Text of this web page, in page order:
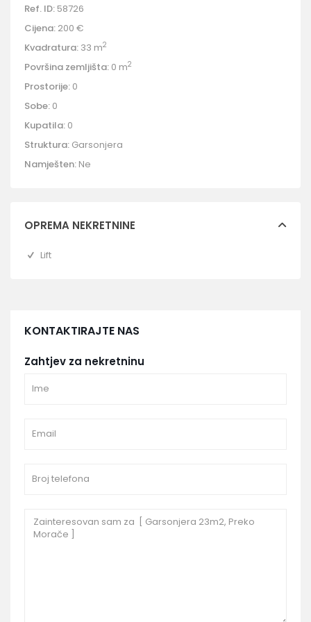
Ref. ID: 58726
Cijena: 200 €
Kvadratura: 33 m2
Površina zemljišta: 0 m2
Prostorije: 0
Sobe: 0
Kupatila: 0
Struktura: Garsonjera
Namješten: Ne
OPREMA NEKRETNINE
Lift
KONTAKTIRAJTE NAS
Zahtjev za nekretninu